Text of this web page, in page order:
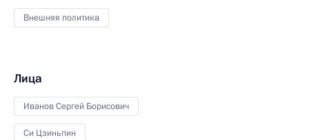
Внешняя политика
Лица
Иванов Сергей Борисович
Си Цзиньпин